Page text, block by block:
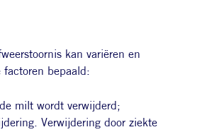
kan variëren en
factoren bepaald:
milt wordt verwijderd;
Verwijdering door ziekte